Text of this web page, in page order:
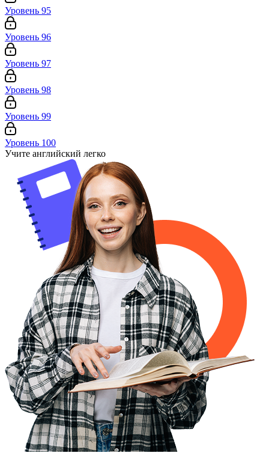
Уровень 95
Уровень 96
Уровень 97
Уровень 98
Уровень 99
Уровень 100
Учите английский легко